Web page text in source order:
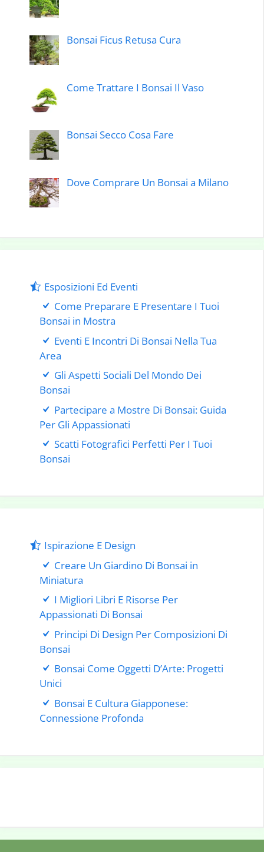
Bonsai Ficus Retusa Cura
Come Trattare I Bonsai Il Vaso
Bonsai Secco Cosa Fare
Dove Comprare Un Bonsai a Milano
Esposizioni Ed Eventi
Come Preparare E Presentare I Tuoi
Bonsai in Mostra
Eventi E Incontri Di Bonsai Nella Tua
Area
Gli Aspetti Sociali Del Mondo Dei
Bonsai
Partecipare a Mostre Di Bonsai: Guida
Per Gli Appassionati
Scatti Fotografici Perfetti Per I Tuoi
Bonsai
Ispirazione E Design
Creare Un Giardino Di Bonsai in
Miniatura
I Migliori Libri E Risorse Per
Appassionati Di Bonsai
Principi Di Design Per Composizioni Di
Bonsai
Bonsai Come Oggetti D’Arte: Progetti
Unici
Bonsai E Cultura Giapponese:
Connessione Profonda